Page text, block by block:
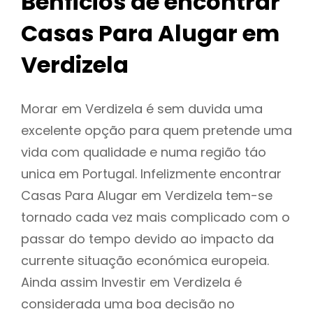
Casas Para Alugar em
Verdizela
Morar em Verdizela é sem duvida uma
excelente opção para quem pretende uma
vida com qualidade e numa região táo
unica em Portugal. Infelizmente encontrar
Casas Para Alugar em Verdizela tem-se
tornado cada vez mais complicado com o
passar do tempo devido ao impacto da
currente situação económica europeia.
Ainda assim Investir em Verdizela é
considerada uma boa decisão no